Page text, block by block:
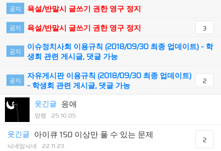
공지 욕설/반말시 글쓰기 권한 영구 정지
공지 욕설/반말시 글쓰기 권한 영구 정지 3
공지
이슈정치사회 이용규칙 (2018/09/30 최종 업데이트) - 학
생회 관련 게시글, 댓글 가능
공지
자유게시판 이용규칙 (2018/09/30 최종 업데이트)
- 학생회 관련 게시글, 댓글 가능
2
웃긴글 응애
망령 25.10.05.
웃긴글 아이큐 150 이상만 풀 수 있는 문제
닉네임닉네 22.11.23.
2